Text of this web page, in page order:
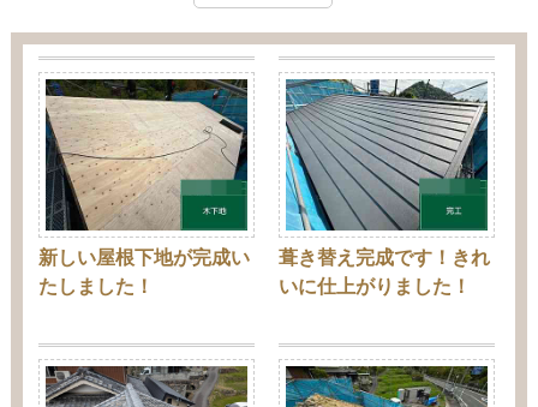
新しい屋根下地が完成い
たしました！
葺き替え完成です！きれ
いに仕上がりました！